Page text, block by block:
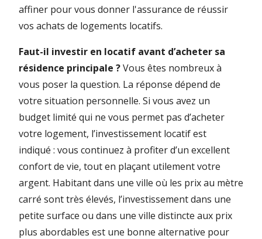
affiner pour vous donner l'assurance de réussir
vos achats de logements locatifs.
Faut-il investir en locatif avant d’acheter sa
résidence principale ?Vous êtes nombreux à
vous poser la question. La réponse dépend de
votre situation personnelle. Si vous avez un
budget limité qui ne vous permet pas d’acheter
votre logement, l’investissement locatif est
indiqué : vous continuez à profiter d’un excellent
confort de vie, tout en plaçant utilement votre
argent. Habitant dans une ville où les prix au mètre
carré sont très élevés, l’investissement dans une
petite surface ou dans une ville distincte aux prix
plus abordables est une bonne alternative pour